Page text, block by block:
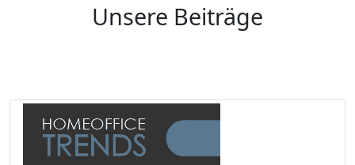
Unsere Beiträge